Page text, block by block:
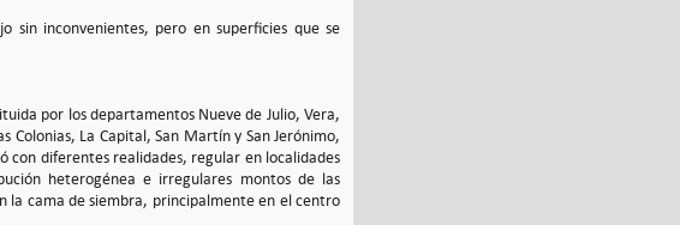
sin inconvenientes, pero en superficies que se
por los departamentos Nueve de Julio, Vera,
Colonias, La Capital, San Martín y San Jerónimo,
con diferentes realidades, regular en localidades
heterogénea e irregulares montos de las
la cama de siembra, principalmente en el centro